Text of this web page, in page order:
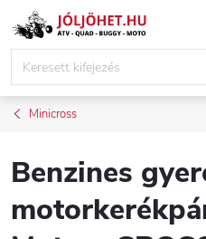
Ugrás
Minicross
Benzines